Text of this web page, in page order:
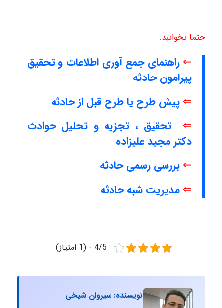
حتما بخوانید:
⇐راهنمای جمع آوری اطلاعات و تحقیق
پیرامون حادثه
⇐ پیش طرح یا طرح قبل از حادثه
⇐
تحقیق ، تجزیه و تحلیل حوادث
دکتر مجید علیزاده
⇐ بررسی رسمی حادثه
⇐ مدیریت شبه حادثه
4/5 - (1 امتیاز)
نویسنده: سیروان شیخی